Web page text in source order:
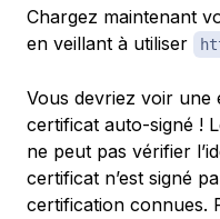
Chargez maintenant
en veillant à utiliser
Vous devriez voir une
certificat auto-signé !
ne peut pas vérifier
certificat n’est signé
certification connues.